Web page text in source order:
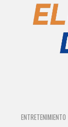
ENTRETENIMIENTO